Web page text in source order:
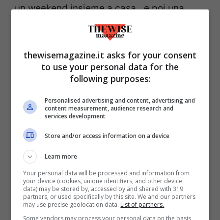
un weekend insieme a casa…e poi una
pioggia di dubbi.
Dalle anticipazioni in studio sappiamo che
nelle ultime puntatela loro frequentazione
non è andata avanti, anzi.Si è proposta di
nuovo Robertaper uscire con lui dopo un
ballo fatto insieme. Come procederà il
rapporto con Emanuela? Per saperlo
dovremo aspettare qualche informazione
extra e le prossime puntate.
Marco Antonio Alessio: il
tragico incidente
thewisemagazine.it asks for your consent
to use your personal data for the
following purposes:
Personalised advertising and content, advertising and
content measurement, audience research and
services development
Store and/or access information on a device
Learn more
Your personal data will be processed and information from
your device (cookies, unique identifiers, and other device
data) may be stored by, accessed by and shared with 319
partners, or used specifically by this site. We and our partners
may use precise geolocation data. List of partners.
Some vendors may process your personal data on the basis